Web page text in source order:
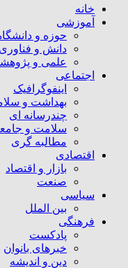
خانه
آموزشی
حوزه و
دانش و فناوری
علمی و
اجتماعی
اینفوگرافیک
بهداشت و
چندرسانه ای
سلامت و
مطالبه گری
اقتصادی
بازار و اقتصاد
صنعت
سیاسی
بین الملل
فرهنگی
پادکست
خبرهای بانوان
دین و اندیشه